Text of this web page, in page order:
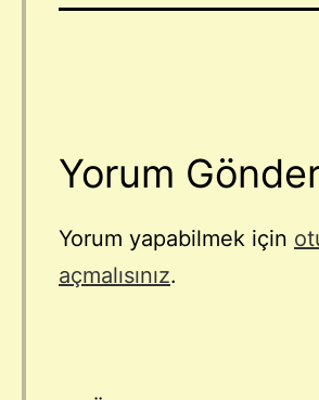
Yorum
Yorum yapabilmek için
açmalısınız.